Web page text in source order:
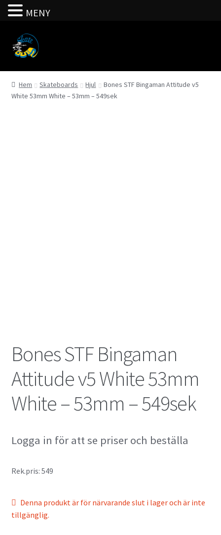
Hoppa
till
Hoppa
till
Hem Skateboards Hjul
Bones STF Bingaman Attitude v5
White 53mm White – 53mm – 549sek
Bones STF Bingaman
Attitude v5 White 53mm
White – 53mm – 549sek
Logga in för att se priser och beställa
Rek.pris: 549
Denna produkt är för närvarande slut i lager och är inte
tillgänglig.
MENY